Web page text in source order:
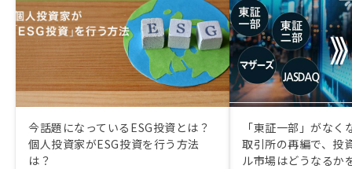
今話題になっているESG投資とは？
個人投資家がESG投資を行う方法
は？
「東証一部」がな
取引所の再編で、投
ル市場はどうなるか